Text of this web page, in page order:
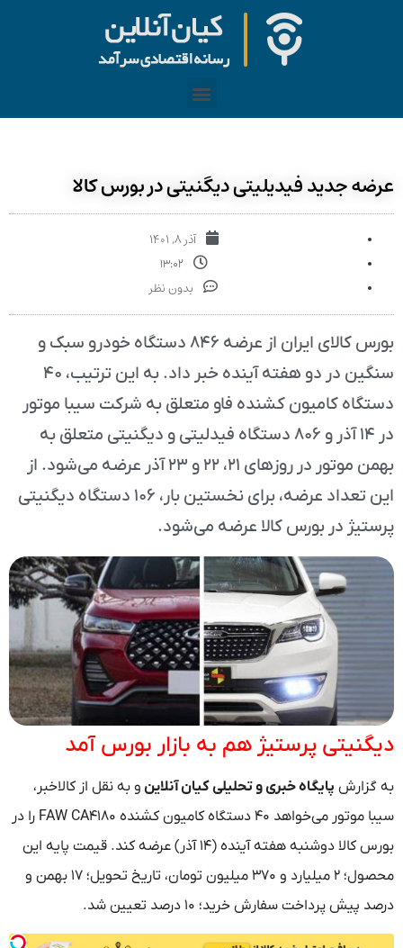
عرضه جدید فیدیلیتی دیگنیتی در بورس کالا
آذر ۸, ۱۴۰۱
۱۳:۰۲
بدون نظر
بورس کالای ایران از عرضه ۸۴۶ دستگاه خودرو سبک و
سنگین در دو هفته آینده خبر داد. به این ترتیب، ۴۰
دستگاه کامیون کشنده فاو متعلق به شرکت سیبا موتور
در ۱۴ آذر و ۸۰۶ دستگاه فیدلیتی و دیگنیتی متعلق به
بهمن موتور در روزهای ۲۱، ۲۲ و ۲۳ آذر عرضه می‌شود. از
این تعداد عرضه، برای نخستین بار، ۱۰۶ دستگاه دیگنیتی
پرستیژ در بورس کالا عرضه می‌شود.
دیگنیتی پرستیژ هم به بازار بورس آمد
به گزارش پایگاه خبری و تحلیلی کیان آنلاین و به نقل از کالاخبر،
سیبا موتور می‌خواهد ۴۰ دستگاه کامیون کشنده FAW CA۴۱۸۰ را در
بورس کالا دوشنبه هفته آینده (۱۴ آذر) عرضه کند. قیمت پایه این
محصول؛ ۲ میلیارد و ۳۷۰ میلیون تومان، تاریخ تحویل؛ ۱۷ بهمن و
درصد پیش پرداخت سفارش خرید؛ ۱۰ درصد تعیین شد.